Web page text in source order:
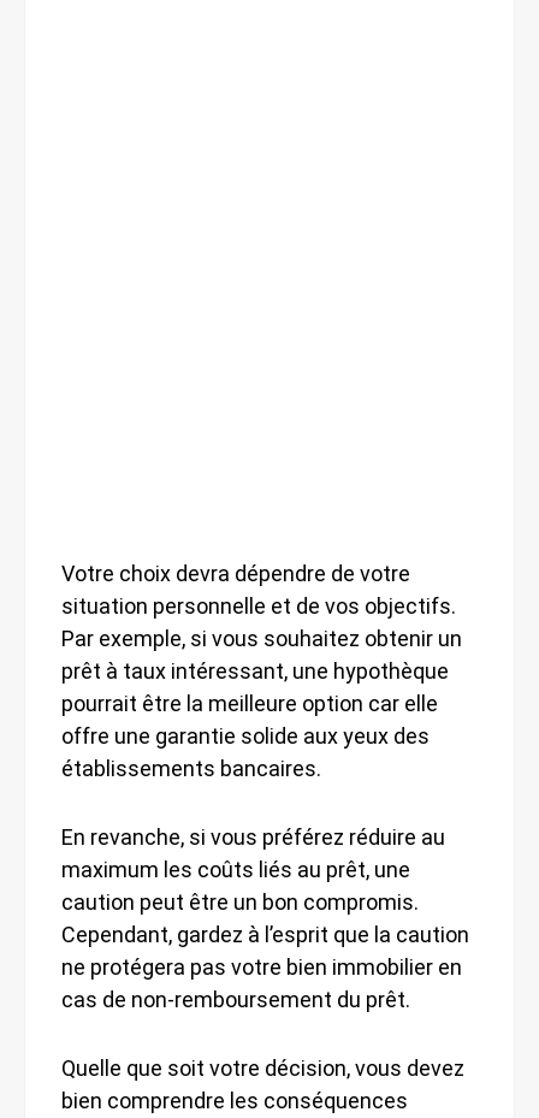
Votre choix devra dépendre de votre
situation personnelle et de vos objectifs.
Par exemple, si vous souhaitez obtenir un
prêt à taux intéressant, une hypothèque
pourrait être la meilleure option car elle
offre une garantie solide aux yeux des
établissements bancaires.
En revanche, si vous préférez réduire au
maximum les coûts liés au prêt, une
caution peut être un bon compromis.
Cependant, gardez à l’esprit que la caution
ne protégera pas votre bien immobilier en
cas de non-remboursement du prêt.
Quelle que soit votre décision, vous devez
bien comprendre les conséquences